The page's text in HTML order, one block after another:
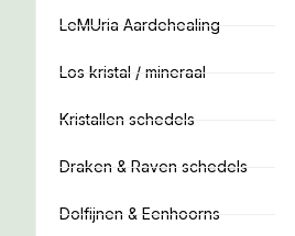
LeMUria Aardehealing
Los kristal / mineraal
Kristallen schedels
Draken & Raven schedels
Dolfijnen & Eenhoorns